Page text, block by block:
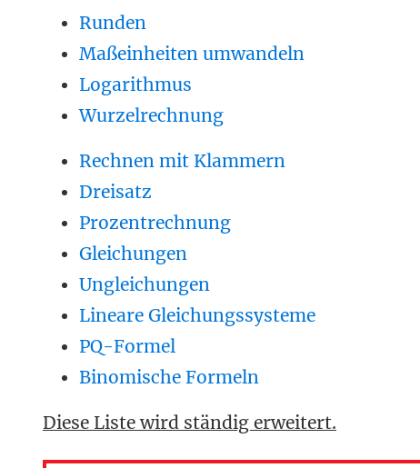
Runden
Maßeinheiten umwandeln
Logarithmus
Wurzelrechnung
Rechnen mit Klammern
Dreisatz
Prozentrechnung
Gleichungen
Ungleichungen
Lineare Gleichungssysteme
PQ-Formel
Binomische Formeln
Diese Liste wird ständig erweitert.